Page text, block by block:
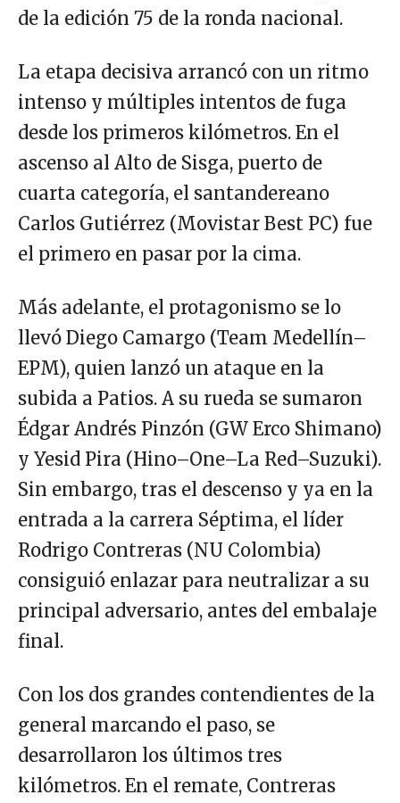
de la edición 75 de la ronda nacional.
La etapa decisiva arrancó con un ritmo
intenso y múltiples intentos de fuga
desde los primeros kilómetros. En el
ascenso al Alto de Sisga, puerto de
cuarta categoría, el santandereano
Carlos Gutiérrez (Movistar Best PC) fue
el primero en pasar por la cima.
Más adelante, el protagonismo se lo
llevó Diego Camargo (Team Medellín–
EPM), quien lanzó un ataque en la
subida a Patios. A su rueda se sumaron
Édgar Andrés Pinzón (GW Erco Shimano)
y Yesid Pira (Hino–One–La Red–Suzuki).
Sin embargo, tras el descenso y ya en la
entrada a la carrera Séptima, el líder
Rodrigo Contreras (NU Colombia)
consiguió enlazar para neutralizar a su
principal adversario, antes del embalaje
final.
Con los dos grandes contendientes de la
general marcando el paso, se
desarrollaron los últimos tres
kilómetros. En el remate, Contreras